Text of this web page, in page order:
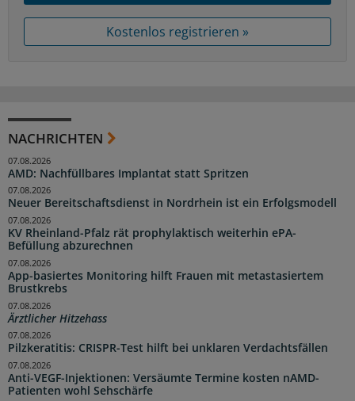
Kostenlos registrieren »
NACHRICHTEN
AMD: Nachfüllbares Implantat statt Spritzen
07.08.2026
Neuer Bereitschaftsdienst in Nordrhein ist ein Erfolgsmodell
07.08.2026
KV Rheinland-Pfalz rät prophylaktisch weiterhin ePA-
Befüllung abzurechnen
07.08.2026
App-basiertes Monitoring hilft Frauen mit metastasiertem
Brustkrebs
07.08.2026
Ärztlicher Hitzehass
07.08.2026
Pilzkeratitis: CRISPR-Test hilft bei unklaren Verdachtsfällen
07.08.2026
Anti-VEGF-Injektionen: Versäumte Termine kosten nAMD-
Patienten wohl Sehschärfe
07.08.2026